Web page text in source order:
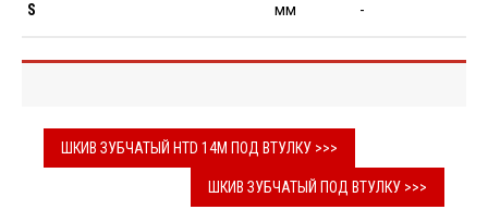
S мм -
ШКИВ ЗУБЧАТЫЙ HTD 14M ПОД ВТУЛКУ >>>
ШКИВ ЗУБЧАТЫЙ ПОД ВТУЛКУ >>>